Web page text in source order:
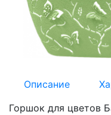
Описание
Горшок для цветов